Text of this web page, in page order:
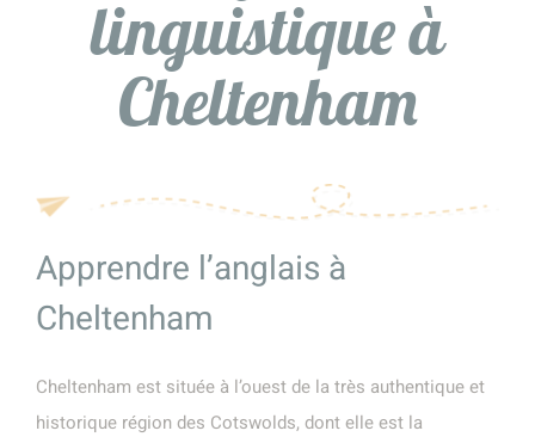
linguistique à
Cheltenham
Apprendre l’anglais à
Cheltenham
Cheltenham est située à l’ouest de la très authentique et
historique région des Cotswolds, dont elle est la